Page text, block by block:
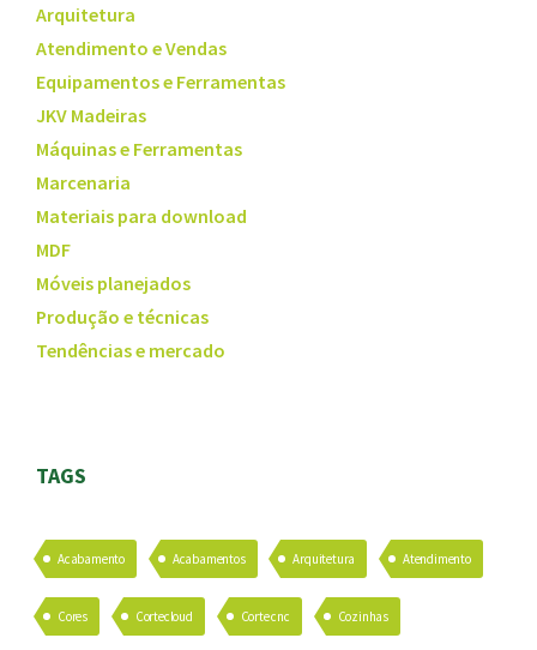
Arquitetura
Atendimento e Vendas
Equipamentos e Ferramentas
JKV Madeiras
Máquinas e Ferramentas
Marcenaria
Materiais para download
MDF
Móveis planejados
Produção e técnicas
Tendências e mercado
TAGS
Acabamento Acabamentos Arquitetura Atendimento
Cores Cortecloud Corte cnc Cozinhas